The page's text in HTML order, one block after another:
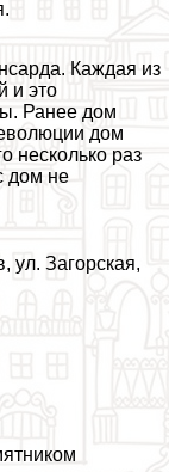
Каждая из
и это
Ранее дом
дом
несколько раз
дом не
ул. Загорская,